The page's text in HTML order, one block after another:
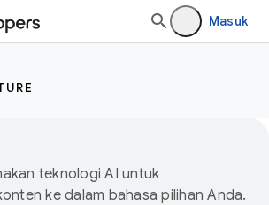
Masuk
teknologi AI untuk
ke dalam bahasa pilihan Anda.